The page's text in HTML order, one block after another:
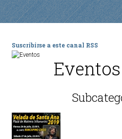
AYUNTAMIENTO
Saluda de la Alcaldesa
Corporación Municipal - Legislatura
Delegaciones Municipales
Teléfonos de contacto
Suscribirse a este canal RSS